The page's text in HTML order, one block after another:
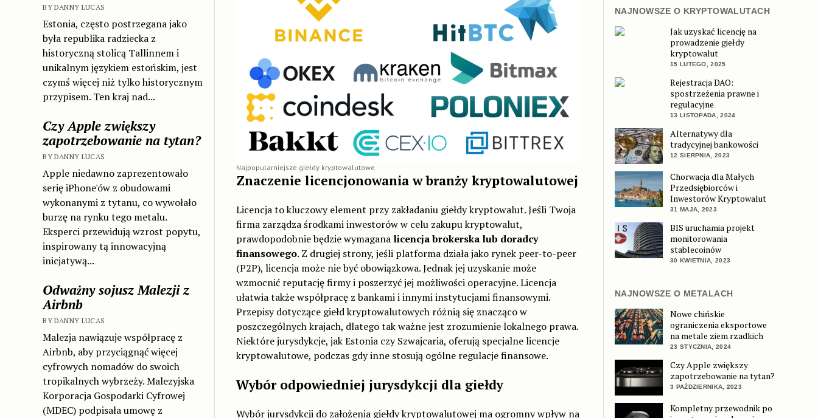
BY DANNY LUCAS
Estonia, często postrzegana jako
była republika radziecka z
historyczną stolicą Tallinnem i
unikalnym językiem estońskim, jest
czymś więcej niż tylko historycznym
przypisem. Ten kraj nad...
Czy Apple zwiększy
zapotrzebowanie na tytan?
BY DANNY LUCAS
Apple niedawno zaprezentowało
serię iPhone'ów z obudowami
wykonanymi z tytanu, co wywołało
burzę na rynku tego metalu.
Eksperci przewidują wzrost popytu,
inspirowany tą innowacyjną
inicjatywą...
Odważny sojusz Malezji z
Airbnb
BY DANNY LUCAS
Malezja nawiązuje współpracę z
Airbnb, aby przyciągnąć więcej
cyfrowych nomadów do swoich
tropikalnych wybrzeży. Malezyjska
Korporacja Gospodarki Cyfrowej
(MDEC) podpisała umowę z
Najpopularniejsze giełdy kryptowalutowe
Znaczenie licencjonowania w branży kryptowalutowej
Licencja to kluczowy element przy zakładaniu giełdy kryptowalut. Jeśli Twoja
firma zarządza środkami inwestorów w celu zakupu kryptowalut,
prawdopodobnie będzie wymagana licencja brokerska lub doradcy
finansowego. Z drugiej strony, jeśli platforma działa jako rynek peer-to-peer
(P2P), licencja może nie być obowiązkowa. Jednak jej uzyskanie może
wzmocnić reputację firmy i poszerzyć jej możliwości operacyjne. Licencja
ułatwia także współpracę z bankami i innymi instytucjami finansowymi.
Przepisy dotyczące giełd kryptowalutowych różnią się znacząco w
poszczególnych krajach, dlatego tak ważne jest zrozumienie lokalnego prawa.
Niektóre jurysdykcje, jak Estonia czy Szwajcaria, oferują specjalne licencje
kryptowalutowe, podczas gdy inne stosują ogólne regulacje finansowe.
Wybór odpowiedniej jurysdykcji dla giełdy
Wybór jurysdykcji do założenia giełdy kryptowalutowej ma ogromny wpływ na
NAJNOWSZE O KRYPTOWALUTACH
Jak uzyskać licencję na
prowadzenie giełdy
kryptowalut
15 LUTEGO, 2025
Rejestracja DAO:
spostrzeżenia prawne i
regulacyjne
13 LISTOPADA, 2024
Alternatywy dla
tradycyjnej bankowości
12 SIERPNIA, 2023
Chorwacja dla Małych
Przedsiębiorców i
Inwestorów Kryptowalut
31 MAJA, 2023
BIS uruchamia projekt
monitorowania
stablecoinów
30 KWIETNIA, 2023
NAJNOWSZE O METALACH
Nowe chińskie
ograniczenia eksportowe
na metale ziem rzadkich
23 STYCZNIA, 2024
Czy Apple zwiększy
zapotrzebowanie na tytan?
3 PAŹDZIERNIKA, 2023
Kompletny przewodnik po